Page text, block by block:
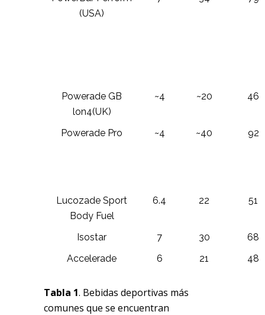
(USA)
Powerade GB
lon4(UK)
~4 ~20 46
Powerade Pro ~4 ~40 92
Lucozade Sport
Body Fuel
6.4 22 51
Isostar 7 30
68
Accelerade
6 21 48
Tabla 1. Bebidas deportivas más
comunes que se encuentran